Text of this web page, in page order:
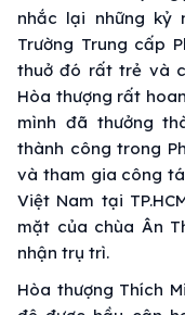
nhắc lại những kỷ
Trường Trung cấp
thuở đó rất trẻ và
Hòa thượng rất
mình đã thưởng
thành công trong
và tham gia công
Việt Nam tại
mặt của chùa Ân
nhận trụ trì.
Hòa thượng Thích